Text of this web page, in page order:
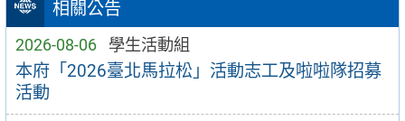
相關公告
2026-08-06 學生活動組
本府「2026臺北馬拉松」活動志工及啦啦隊招募
活動